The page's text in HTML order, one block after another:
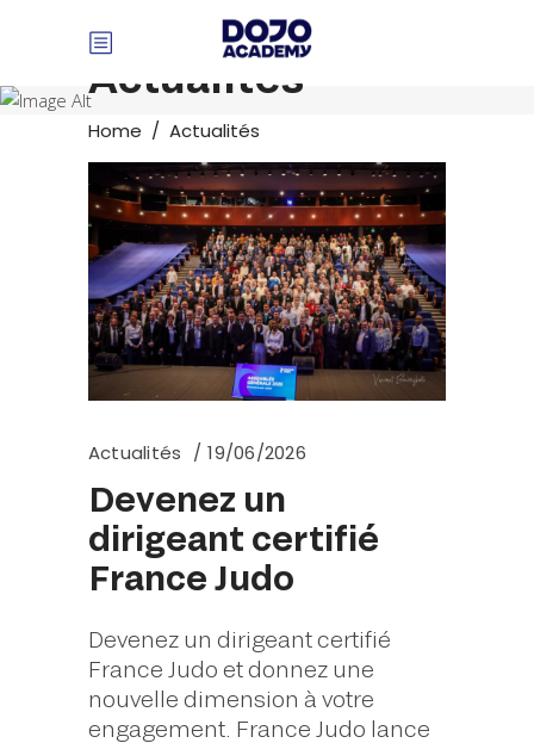
Actualités
Home / Actualités
Actualités 19/06/2026
Devenez un
dirigeant certifié
France Judo
Devenez un dirigeant certifié
France Judo et donnez une
nouvelle dimension à votre
engagement. France Judo lance
Panneau de gestion des cookies